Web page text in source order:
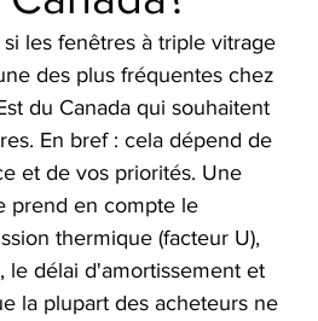
les fenêtres à triple vitrage
des plus fréquentes chez
du Canada qui souhaitent
En bref : cela dépend de
et de vos priorités. Une
prend en compte le
thermique (facteur U),
le délai d'amortissement et
la plupart des acheteurs ne